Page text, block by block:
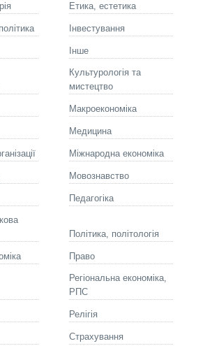
Етика, естетика
Інвестування
Інше
Культурологія та
мистецтво
Макроекономіка
Медицина
Міжнародна економіка
Мовознавство
Педагогіка
Політика, політологія
Право
Регіональна економіка,
РПС
Релігія
Страхування